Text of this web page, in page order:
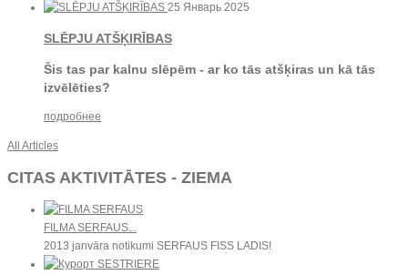
25 Январь 2025
SLĒPJU ATŠĶIRĪBAS
Šis tas par kalnu slēpēm - ar ko tās atšķiras un kā tās
izvēlēties?
подробнее
All Articles
CITAS AKTIVITĀTES - ZIEMA
FILMA SERFAUS...
2013 janvāra notikumi SERFAUS FISS LADIS!